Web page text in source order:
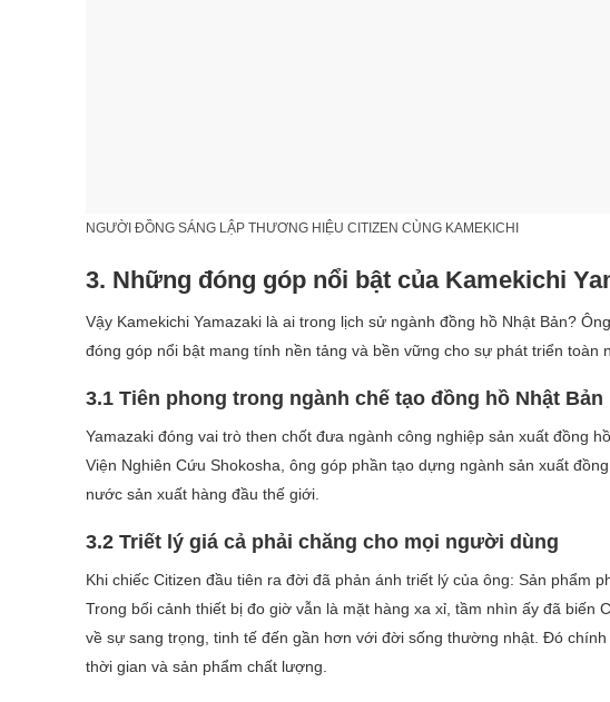
NGƯỜI ĐỒNG SÁNG LẬP THƯƠNG HIỆU CITIZEN CÙNG KAMEKICHI
3. Những đóng góp nổi bật của Kamekichi
Vậy Kamekichi Yamazaki là ai trong lịch sử ngành đồng hồ Nhật Bản?
đóng góp nổi bật mang tính nền tảng và bền vững cho sự phát triển toàn
3.1 Tiên phong trong ngành chế tạo đồng hồ Nhật Bản
Yamazaki đóng vai trò then chốt đưa ngành công nghiệp sản xuất đồng
Viện Nghiên Cứu Shokosha, ông góp phần tạo dựng ngành sản xuất
nước sản xuất hàng đầu thế giới.
3.2 Triết lý giá cả phải chăng cho mọi người dùng
Khi chiếc Citizen đầu tiên ra đời đã phản ánh triết lý của ông: Sản phẩm
Trong bối cảnh thiết bị đo giờ vẫn là mặt hàng xa xỉ, tầm nhìn ấy đã biến
về sự sang trọng, tinh tế đến gần hơn với đời sống thường nhật. Đó
thời gian và sản phẩm chất lượng.